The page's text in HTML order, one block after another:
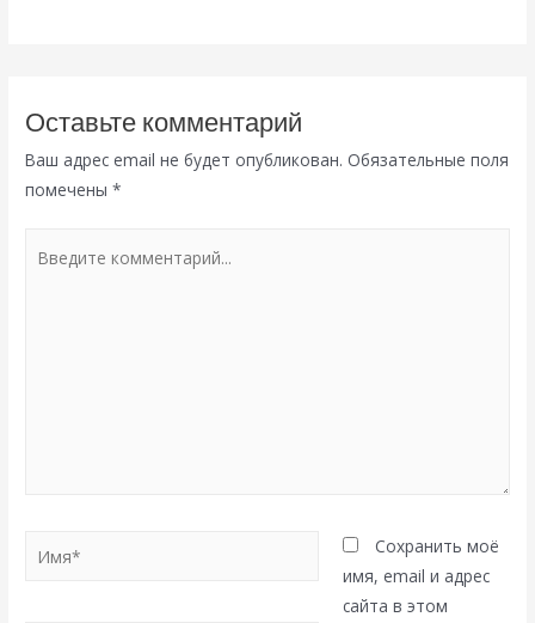
Оставьте комментарий
Ваш адрес email не будет опубликован. Обязательные поля
помечены*
комментарий...
Сохранить моё
имя, email и адрес
сайта в этом